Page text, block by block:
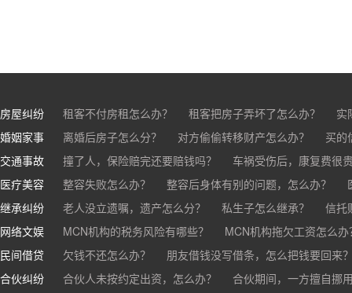
房屋纠纷 租客不付房租怎么办？ 租客把房子弄坏了怎么办？
实
房东不退押金怎么办？
买房的定金能退吗？ 买的房子
婚姻家事 离婚后房子怎么分？ 对方偷偷转移财产怎么办？
买的
离婚了公司股权怎么处理？
离婚后财产怎么分？
交通事故 撞了人，保险赔完还要赔钱吗？
车祸受伤后，康复费很
交通事故中，医保和对方赔偿能同时拿吗？
车祸导致人
医疗美容 整容失败怎么办？ 整容后身体有别的问题，怎么办？
医美机构宣传的与实际结果不符怎么办？
医疗事故怎么
医疗器械出问题，怎么办？
继承纠纷 老人没立遗嘱，遗产怎么分？ 私生子怎么继承？
信托
基金怎么继承？
股票怎么继承？
网络文娱 MCN机构的税务风险有哪些？
MCN机构拖欠工资怎么办
抖音账号归谁？
民间借贷 欠钱不还怎么办？
朋友借钱没写借条，怎么把钱要回来
帮人担保借款，对方不还，我要承担全部责任吗？
合伙纠纷 合伙人未按约定出资，怎么办？
合伙期间，一方擅自挪